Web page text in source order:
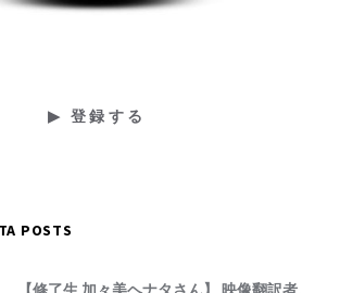
POSTS